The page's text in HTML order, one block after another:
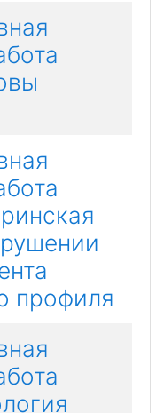
профиля